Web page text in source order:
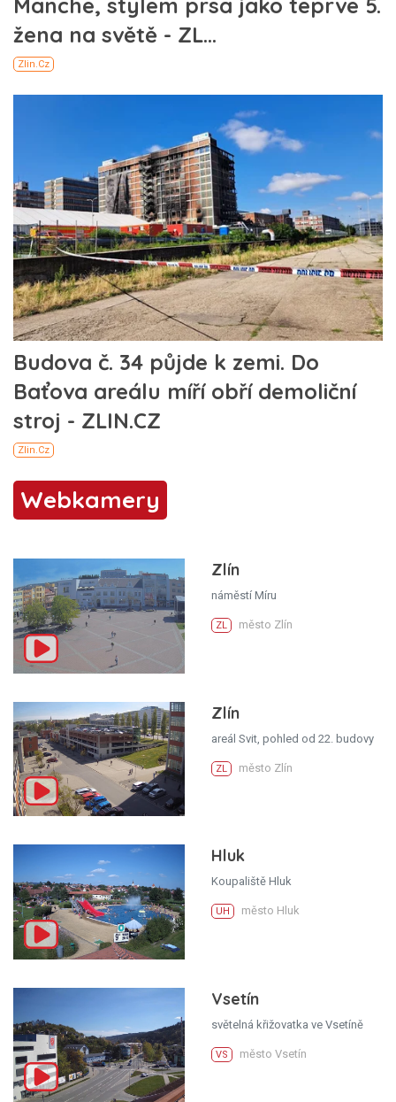
Webkamery
Zlín
náměstí Míru
ZL město Zlín
Zlín
areál Svit, pohled od 22. budovy
ZL město Zlín
Hluk
Koupaliště Hluk
UH město Hluk
Vsetín
světelná křižovatka ve Vsetíně
VS město Vsetín